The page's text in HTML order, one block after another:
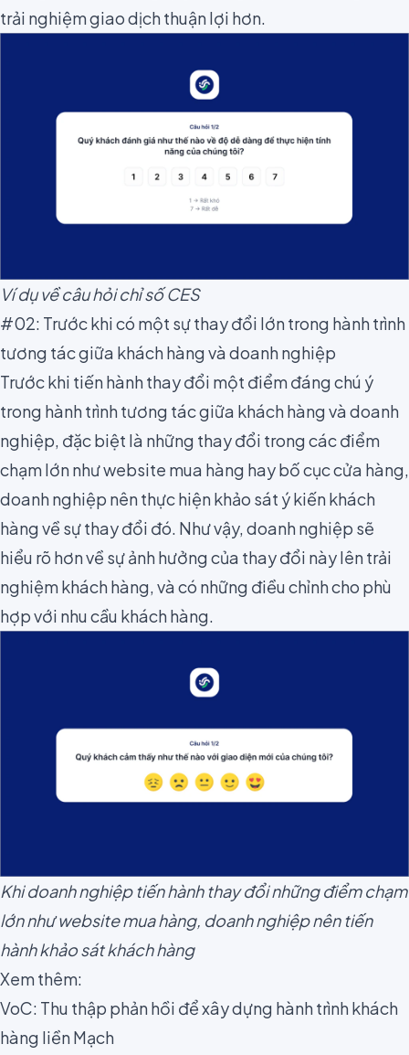
trải nghiệm giao dịch thuận lợi hơn.
Ví dụ về câu hỏi chỉ số CES
#02: Trước khi có một sự thay đổi lớn trong hành trình
tương tác giữa khách hàng và doanh nghiệp
Trước khi tiến hành thay đổi một điểm đáng chú ý
trong hành trình tương tác giữa khách hàng và doanh
nghiệp, đặc biệt là những thay đổi trong các điểm
chạm lớn như website mua hàng hay bố cục cửa hàng,
doanh nghiệp nên thực hiện khảo sát ý kiến khách
hàng về sự thay đổi đó. Như vậy, doanh nghiệp sẽ
hiểu rõ hơn về sự ảnh hưởng của thay đổi này lên trải
nghiệm khách hàng, và có những điều chỉnh cho phù
hợp với nhu cầu khách hàng.
Khi doanh nghiệp tiến hành thay đổi những điểm chạm
lớn như website mua hàng, doanh nghiệp nên tiến
hành khảo sát khách hàng
Xem thêm:
VoC: Thu thập phản hồi để xây dựng hành trình khách
hàng liền Mạch